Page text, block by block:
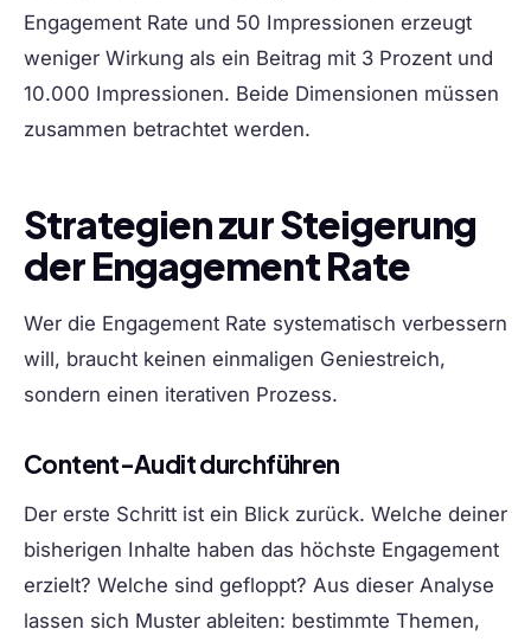
Engagement Rate und 50 Impressionen erzeugt
weniger Wirkung als ein Beitrag mit 3 Prozent und
10.000 Impressionen. Beide Dimensionen müssen
zusammen betrachtet werden.
Strategien zur Steigerung
der Engagement Rate
Wer die Engagement Rate systematisch verbessern
will, braucht keinen einmaligen Geniestreich,
sondern einen iterativen Prozess.
Content-Audit durchführen
Der erste Schritt ist ein Blick zurück. Welche deiner
bisherigen Inhalte haben das höchste Engagement
erzielt? Welche sind gefloppt? Aus dieser Analyse
lassen sich Muster ableiten: bestimmte Themen,